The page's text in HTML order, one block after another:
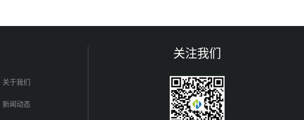
关于我们
新闻动态
关注我们